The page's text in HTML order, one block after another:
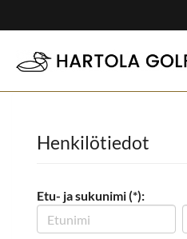
Henkilötiedot
Etu- ja sukunimi (*):